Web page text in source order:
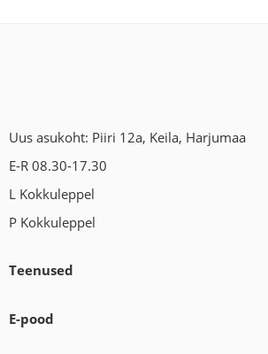
Uus asukoht: Piiri 12a, Keila, Harjumaa
E-R 08.30-17.30
L Kokkuleppel
P Kokkuleppel
Teenused
E-pood